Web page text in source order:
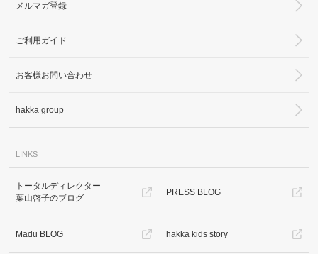
メルマガ登録
ご利用ガイド
お客様お問い合わせ
hakka group
LINKS
トータルディレクター
葉山啓子のブログ
PRESS BLOG
Madu BLOG hakka kids story